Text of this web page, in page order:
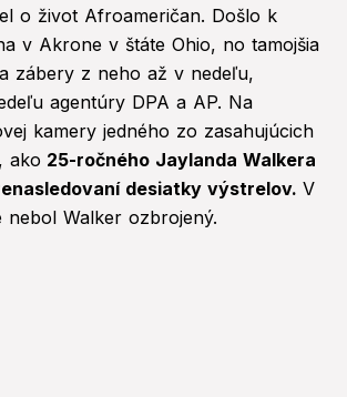
o život Afroameričan. Došlo k
v Akrone v štáte Ohio, no tamojšia
zábery z neho až v nedeľu,
agentúry DPA a AP. Na
kamery jedného zo zasahujúcich
ako 25-ročného Jaylanda Walkera
desiatky výstrelov. V
nebol Walker ozbrojený.